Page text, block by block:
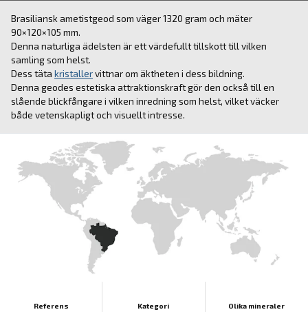
Brasiliansk ametistgeod som väger 1320 gram och mäter
90×120×105 mm.
Denna naturliga ädelsten är ett värdefullt tillskott till vilken
samling som helst.
Dess täta kristallervittnar om äktheten i dess bildning.
Denna geodes estetiska attraktionskraft gör den också till en
slående blickfångare i vilken inredning som helst, vilket väcker
både vetenskapligt och visuellt intresse.
Referens Kategori Olika mineraler